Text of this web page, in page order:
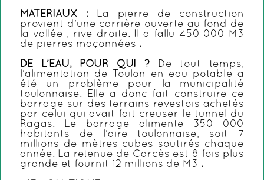
MATERIAUX : La pierre de construction
provient d’une carrière ouverte au fond de
la vallée , rive droite. Il a fallu 450 000 M3
de pierres maçonnées .
DE L’EAU, POUR QUI ?
De tout temps,
l’alimentation de Toulon en eau potable a
été un problème pour la municipalité
toulonnaise. Elle a donc fait construire ce
barrage sur des terrains revestois achetés
par celui qui avait fait creuser le tunnel du
Ragas. Le barrage alimente 350 000
habitants de l’aire toulonnaise, soit 7
millions de mètres cubes soutirés chaque
année. La retenue de Carcès est 8 fois plus
grande et fournit 12 millions de M3 .